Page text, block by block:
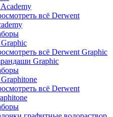
всё Derwent
всё Derwent Graphic
Graphic
всё Derwent